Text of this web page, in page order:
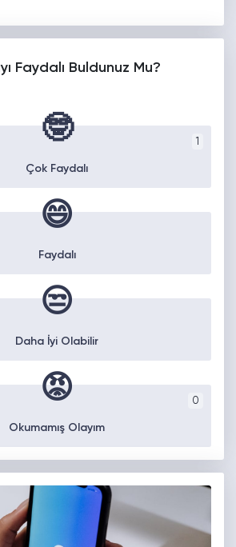
Faydalı Buldunuz Mu?
1
🤓
Çok Faydalı
😄
Faydalı
😒
Daha İyi Olabilir
0
😡
Okumamış Olayım